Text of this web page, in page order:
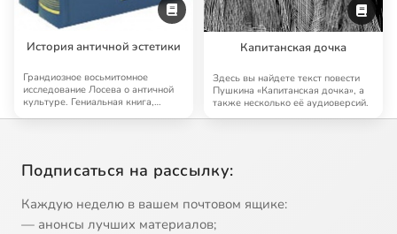
История античной эстетики
Грандиозное восьмитомное
исследование Лосева о античной
культуре. Гениальная книга,
Капитанская дочка
Здесь вы найдете текст повести
Пушкина «Капитанская дочка», а
также несколько её аудиоверсий.
Подписаться на рассылку:
Каждую неделю в вашем почтовом ящике:
— анонсы лучших материалов;